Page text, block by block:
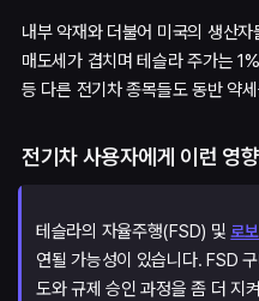
내부 악재와 더불어 미국의 생산자
매도세가 겹치며 테슬라 주가는
등 다른 전기차 종목들도 동반 약
전기차 사용자에게 이런 영
테슬라의 자율주행(FSD) 및로
연될 가능성이 있습니다. FSD
도와 규제 승인 과정을 좀 더 지